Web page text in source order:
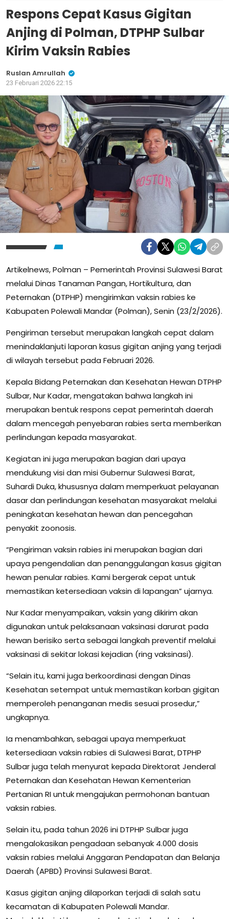
Respons Cepat Kasus Gigitan
Anjing di Polman, DTPHP Sulbar
Kirim Vaksin Rabies
Ruslan Amrullah
23 Februari 2026 22:15
Artikelnews, Polman – Pemerintah Provinsi Sulawesi Barat
melalui Dinas Tanaman Pangan, Hortikultura, dan
Peternakan (DTPHP) mengirimkan vaksin rabies ke
Kabupaten Polewali Mandar (Polman), Senin (23/2/2026).
Pengiriman tersebut merupakan langkah cepat dalam
menindaklanjuti laporan kasus gigitan anjing yang terjadi
di wilayah tersebut pada Februari 2026.
Kepala Bidang Peternakan dan Kesehatan Hewan DTPHP
Sulbar, Nur Kadar, mengatakan bahwa langkah ini
merupakan bentuk respons cepat pemerintah daerah
dalam mencegah penyebaran rabies serta memberikan
perlindungan kepada masyarakat.
Kegiatan ini juga merupakan bagian dari upaya
mendukung visi dan misi Gubernur Sulawesi Barat,
Suhardi Duka, khususnya dalam memperkuat pelayanan
dasar dan perlindungan kesehatan masyarakat melalui
peningkatan kesehatan hewan dan pencegahan
penyakit zoonosis.
“Pengiriman vaksin rabies ini merupakan bagian dari
upaya pengendalian dan penanggulangan kasus gigitan
hewan penular rabies. Kami bergerak cepat untuk
memastikan ketersediaan vaksin di lapangan” ujarnya.
Nur Kadar menyampaikan, vaksin yang dikirim akan
digunakan untuk pelaksanaan vaksinasi darurat pada
hewan berisiko serta sebagai langkah preventif melalui
vaksinasi di sekitar lokasi kejadian (ring vaksinasi).
“Selain itu, kami juga berkoordinasi dengan Dinas
Kesehatan setempat untuk memastikan korban gigitan
memperoleh penanganan medis sesuai prosedur,”
ungkapnya.
Ia menambahkan, sebagai upaya memperkuat
ketersediaan vaksin rabies di Sulawesi Barat, DTPHP
Sulbar juga telah menyurat kepada Direktorat Jenderal
Peternakan dan Kesehatan Hewan Kementerian
Pertanian RI untuk mengajukan permohonan bantuan
vaksin rabies.
Selain itu, pada tahun 2026 ini DTPHP Sulbar juga
mengalokasikan pengadaan sebanyak 4.000 dosis
vaksin rabies melalui Anggaran Pendapatan dan Belanja
Daerah (APBD) Provinsi Sulawesi Barat.
Kasus gigitan anjing dilaporkan terjadi di salah satu
kecamatan di Kabupaten Polewali Mandar.